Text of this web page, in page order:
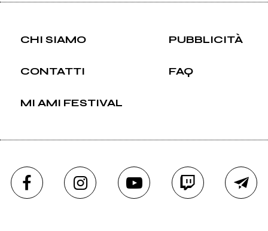
CHI SIAMO PUBBLICITÀ
CONTATTI FAQ
MI AMI FESTIVAL